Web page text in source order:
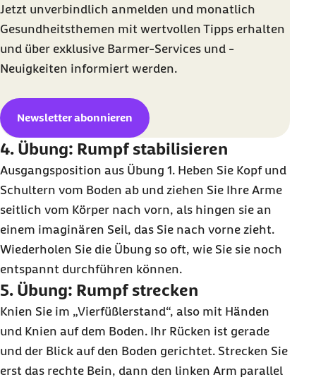
Jetzt unverbindlich anmelden und monatlich
Gesundheitsthemen mit wertvollen Tipps erhalten
und über exklusive Barmer-Services und -
Neuigkeiten informiert werden.
Newsletter abonnieren
4. Übung: Rumpf stabilisieren
Ausgangsposition aus Übung 1. Heben Sie Kopf und
Schultern vom Boden ab und ziehen Sie Ihre Arme
seitlich vom Körper nach vorn, als hingen sie an
einem imaginären Seil, das Sie nach vorne zieht.
Wiederholen Sie die Übung so oft, wie Sie sie noch
entspannt durchführen können.
5. Übung: Rumpf strecken
Knien Sie im „Vierfüßlerstand“, also mit Händen
und Knien auf dem Boden. Ihr Rücken ist gerade
und der Blick auf den Boden gerichtet. Strecken Sie
erst das rechte Bein, dann den linken Arm parallel